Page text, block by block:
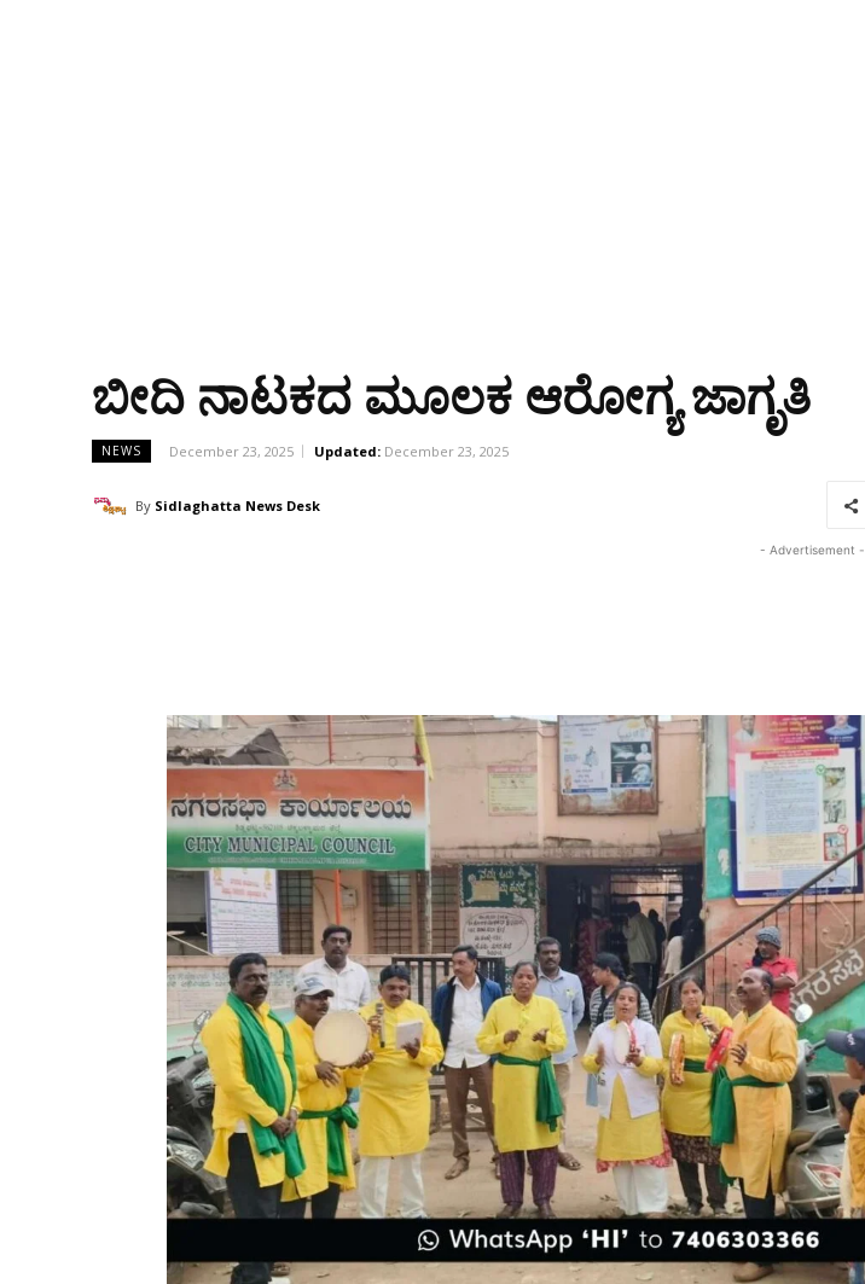
ಬೀದಿ ನಾಟಕದ ಮೂಲಕ ಆರೋಗ್ಯ ಜಾಗೃತಿ
NEWS December 23, 2025 Updated: December 23, 2025
By Sidlaghatta News Desk
- Advertisement -